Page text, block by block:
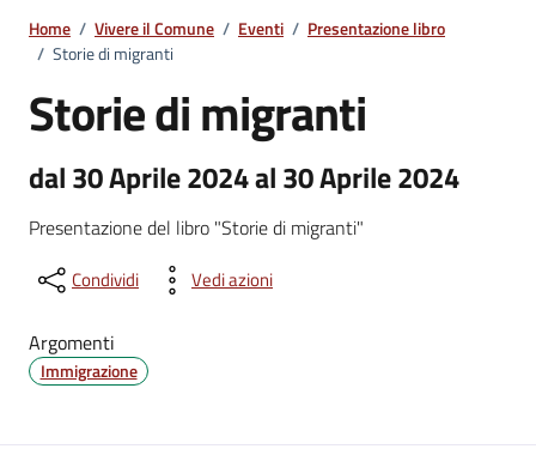
Home / Vivere il Comune / Eventi / Presentazione libro
/ Storie di migranti
Storie di migranti
dal 30 Aprile 2024 al 30 Aprile 2024
Presentazione del libro "Storie di migranti"
Condividi Vedi azioni
Argomenti
Immigrazione